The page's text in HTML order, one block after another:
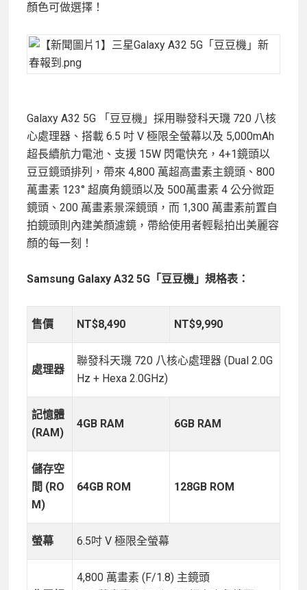
顏色可做選擇！
Galaxy A32 5G 「豆豆機」採用聯發科天璣 720 八核
心處理器、搭載 6.5 吋 V 極限全螢幕以及 5,000mAh
超長續航力電池、支援 15W 閃電快充，4+1鏡頭以
豆豆鏡頭排列，帶來 4,800 萬超高畫素主鏡頭、800
萬畫素 123° 超廣角鏡頭以及 500萬畫素 4 公分微距
鏡頭、200 萬畫素景深鏡頭，而 1,300 萬畫素前置自
拍鏡頭則內建美顏濾鏡，帶給使用者輕鬆拍出美麗容
顏的每一刻！
Samsung Galaxy A32 5G「豆豆機」規格表：
售價 NT$8,490 NT$9,990
處理器
聯發科天璣 720 八核心處理器 (Dual 2.0G
Hz + Hexa 2.0GHz)
記憶體
(RAM)
4GB RAM 6GB RAM
儲存空
間 (RO
M)
64GB ROM 128GB ROM
螢幕 6.5吋 V 極限全螢幕
4,800 萬畫素 (F/1.8) 主鏡頭